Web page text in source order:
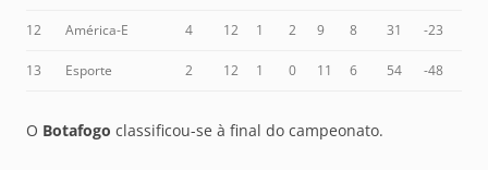
12 América-E 4 12 1 2 9 8 31 -23
13 Esporte 2 12 1 0 11 6 54 -48
O Botafogo classificou-se à final do campeonato.